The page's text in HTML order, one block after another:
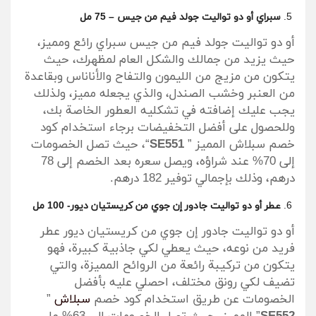
سبراي أو دو تواليت جولد فيم من جيس – 75 مل
أو دو تواليت جولد فيم من جيس سبراي رائع ومميز،
حيث يزيد من جمالك والشكل العام لمظهرك، حيث
يتكون من مزيج من الليمون والتفاح والأناناس وبقاعدة
من العنبر وخشب الصندل، والذي يجعله مميز، ولذلك
يجب عليك إضافته في تشكليه العطور الخاصة بك،
وللحصول على أفضل التخفيضات برجاء استخدام كود
خصم سبلاش المميز ” SE551“، حيث تصل الخصومات
إلى 70% عند شراؤه، ويصل سعره بعد الخصم إلى 78
درهم، وذلك بإجمالي توفير 182 درهم.
عطر أو دو تواليت جادور إن جوي من كريستيان ديور- 100 مل
أو دو تواليت جادور إن جوي من كريستيان ديور عطر
فريد من نوعه، حيث يعطي لكي جاذبية كبيرة، فهو
يتكون من تركيبة رائعة من الروائح المميزة، والتي
تضيف لكي رونق مختلف، احصلي عليه بأفضل
الخصومات عن طريق استخدام كود خصم سبلاش ”